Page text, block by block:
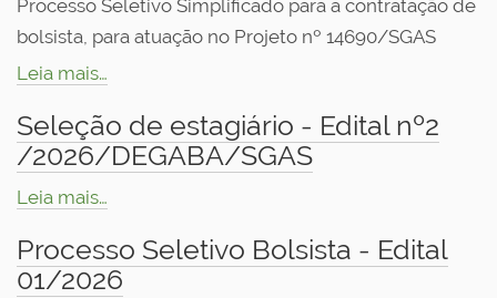
Processo Seletivo Simplificado para a contratação de
bolsista, para atuação no Projeto nº 14690/SGAS
Leia mais…
Seleção de estagiário - Edital nº2
/2026/DEGABA/SGAS
Leia mais…
Processo Seletivo Bolsista - Edital
01/2026